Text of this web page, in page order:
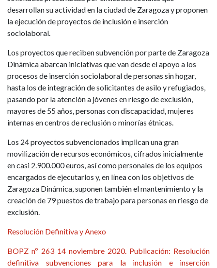
desarrollan su actividad en la ciudad de Zaragoza y proponen
la ejecución de proyectos de inclusión e inserción
sociolaboral.
Los proyectos que reciben subvención por parte de Zaragoza
Dinámica abarcan iniciativas que van desde el apoyo a los
procesos de inserción sociolaboral de personas sin hogar,
hasta los de integración de solicitantes de asilo y refugiados,
pasando por la atención a jóvenes en riesgo de exclusión,
mayores de 55 años, personas con discapacidad, mujeres
internas en centros de reclusión o minorías étnicas.
Los 24 proyectos subvencionados implican una gran
movilización de recursos económicos, cifrados inicialmente
en casi 2.900.000 euros, así como personales de los equipos
encargados de ejecutarlos y, en línea con los objetivos de
Zaragoza Dinámica, suponen también el mantenimiento y la
creación de 79 puestos de trabajo para personas en riesgo de
exclusión.
Resolución Definitiva y Anexo
BOPZ nº 263 14 noviembre 2020. Publicación: Resolución
definitiva subvenciones para la inclusión e inserción